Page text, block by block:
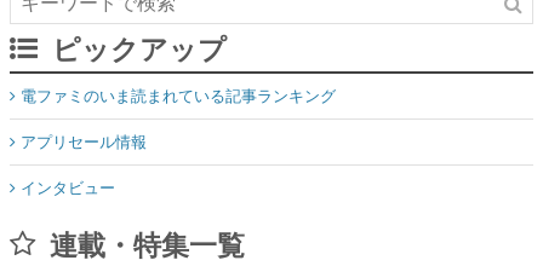
ピックアップ
電ファミのいま読まれている記事ランキング
アプリセール情報
インタビュー
連載・特集一覧